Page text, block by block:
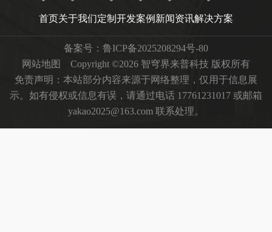
首页关于我们定制开发案例 新闻资讯解决方案
备案号： 鲁ICP备2025208294号-80
网站地图
Copyright ©2026 智穹界来普科技 版权所有
免责声明：本站部分内容来源于网络整理，仅用于信息展
示。如有侵权或信息有误，请通过电话 17761231017 或邮箱
yakao2025@163.com 联系处理。